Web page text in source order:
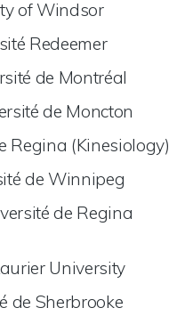
of Windsor
Redeemer
de Montréal
de Moncton
Regina (Kinesiology)
de Winnipeg
de Regina
University
de Sherbrooke